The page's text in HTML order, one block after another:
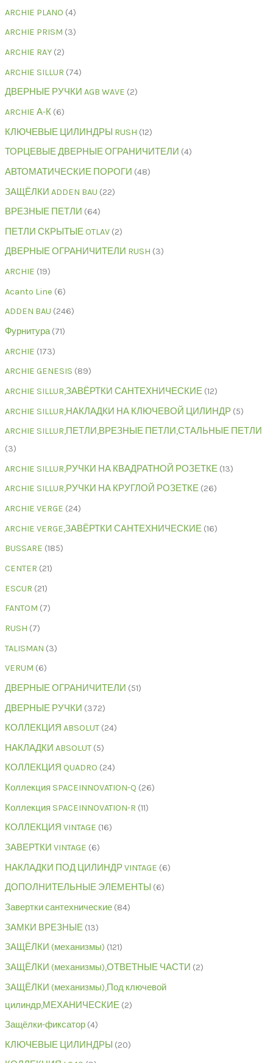
ARCHIE PLANO 4
ARCHIE PRISM 3
ARCHIE RAY 2
ARCHIE SILLUR 74
ДВЕРНЫЕ РУЧКИ AGB WAVE 2
ARCHIE А-К 6
КЛЮЧЕВЫЕ ЦИЛИНДРЫ RUSH 12
ТОРЦЕВЫЕ ДВЕРНЫЕ ОГРАНИЧИТЕЛИ 4
АВТОМАТИЧЕСКИЕ ПОРОГИ 48
ЗАЩЁЛКИ ADDEN BAU 22
ВРЕЗНЫЕ ПЕТЛИ 64
ПЕТЛИ СКРЫТЫЕ OTLAV 2
ДВЕРНЫЕ ОГРАНИЧИТЕЛИ RUSH 3
ARCHIE 19
Acanto Line 6
ADDEN BAU 246
Фурнитура 71
ARCHIE 173
ARCHIE GENESIS 89
ARCHIE SILLUR,ЗАВЁРТКИ САНТЕХНИЧЕСКИЕ 12
ARCHIE SILLUR,НАКЛАДКИ НА КЛЮЧЕВОЙ ЦИЛИНДР 5
ARCHIE SILLUR,ПЕТЛИ,ВРЕЗНЫЕ ПЕТЛИ,СТАЛЬНЫЕ ПЕТЛИ
3
ARCHIE SILLUR,РУЧКИ НА КВАДРАТНОЙ РОЗЕТКЕ 13
ARCHIE SILLUR,РУЧКИ НА КРУГЛОЙ РОЗЕТКЕ 26
ARCHIE VERGE 24
ARCHIE VERGE,ЗАВЁРТКИ САНТЕХНИЧЕСКИЕ 16
BUSSARE 185
CENTER 21
ESCUR 21
FANTOM 7
RUSH 7
TALISMAN 3
VERUM 6
ДВЕРНЫЕ ОГРАНИЧИТЕЛИ 51
ДВЕРНЫЕ РУЧКИ 372
КОЛЛЕКЦИЯ ABSOLUT 24
НАКЛАДКИ ABSOLUT 5
КОЛЛЕКЦИЯ QUADRO 24
Коллекция SPACEINNOVATION-Q 26
Коллекция SPACEINNOVATION-R 11
КОЛЛЕКЦИЯ VINTAGE 16
ЗАВЕРТКИ VINTAGE 6
НАКЛАДКИ ПОД ЦИЛИНДР VINTAGE 6
ДОПОЛНИТЕЛЬНЫЕ ЭЛЕМЕНТЫ
6
Завертки сантехнические 84
ЗАМКИ ВРЕЗНЫЕ 13
ЗАЩЁЛКИ (механизмы) 121
ЗАЩЁЛКИ (механизмы),ОТВЕТНЫЕ ЧАСТИ 2
ЗАЩЁЛКИ (механизмы),Под ключевой
цилиндр,МЕХАНИЧЕСКИЕ 2
Защёлки-фиксатор 4
КЛЮЧЕВЫЕ ЦИЛИНДРЫ
20